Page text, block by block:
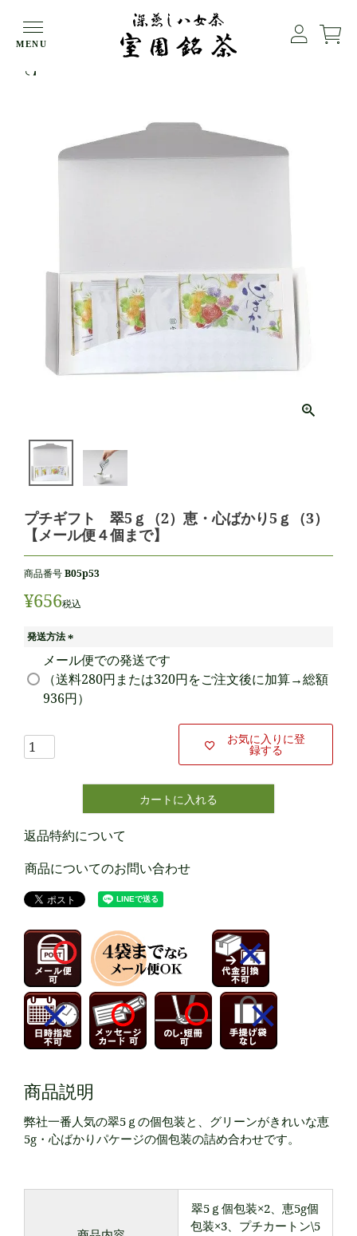
MENU
HOME
プチギフト 翠5ｇ（2）恵・心ばかり5ｇ（3）【メール便４個ま
で】
プチギフト 翠5ｇ（2）恵・心ばかり5ｇ（3）
【メール便４個まで】
商品番号 B05p53
¥656税込
発送方法
(
必
須
)
メール便での発送です
（送料280円または320円をご注文後に加算→総額
936円）
お気に入りに登
録する
カートに入れる
返品特約について
商品についてのお問い合わせ
商品説明
弊社一番人気の翠5ｇの個包装と、グリーンがきれいな恵
5g・心ばかりパケージの個包装の詰め合わせです。
翠5ｇ個包装×2、恵5g個
包装×3、プチカートン\5